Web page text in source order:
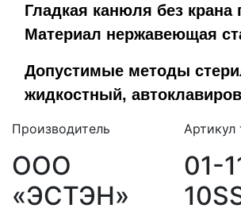
Гладкая канюля без крана
Материал нержавеющая
Допустимые методы
жидкостный,
Производитель
ООО
«ЭСТЭН»
Артикул
01-